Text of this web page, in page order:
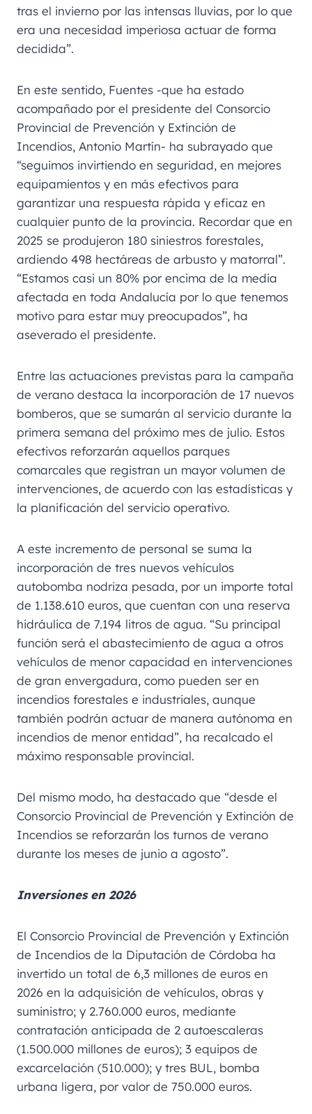
tras el invierno por las intensas lluvias, por lo que
era una necesidad imperiosa actuar de forma
decidida”.
En este sentido, Fuentes -que ha estado
acompañado por el presidente del Consorcio
Provincial de Prevención y Extinción de
Incendios, Antonio Martín- ha subrayado que
“seguimos invirtiendo en seguridad, en mejores
equipamientos y en más efectivos para
garantizar una respuesta rápida y eficaz en
cualquier punto de la provincia. Recordar que en
2025 se produjeron 180 siniestros forestales,
ardiendo 498 hectáreas de arbusto y matorral”.
“Estamos casi un 80% por encima de la media
afectada en toda Andalucía por lo que tenemos
motivo para estar muy preocupados”, ha
aseverado el presidente.
Entre las actuaciones previstas para la campaña
de verano destaca la incorporación de 17 nuevos
bomberos, que se sumarán al servicio durante la
primera semana del próximo mes de julio. Estos
efectivos reforzarán aquellos parques
comarcales que registran un mayor volumen de
intervenciones, de acuerdo con las estadísticas y
la planificación del servicio operativo.
A este incremento de personal se suma la
incorporación de tres nuevos vehículos
autobomba nodriza pesada, por un importe total
de 1.138.610 euros, que cuentan con una reserva
hidráulica de 7.194 litros de agua. “Su principal
función será el abastecimiento de agua a otros
vehículos de menor capacidad en intervenciones
de gran envergadura, como pueden ser en
incendios forestales e industriales, aunque
también podrán actuar de manera autónoma en
incendios de menor entidad”, ha recalcado el
máximo responsable provincial.
Del mismo modo, ha destacado que “desde el
Consorcio Provincial de Prevención y Extinción de
Incendios se reforzarán los turnos de verano
durante los meses de junio a agosto”.
Inversiones en 2026
El Consorcio Provincial de Prevención y Extinción
de Incendios de la Diputación de Córdoba ha
invertido un total de 6,3 millones de euros en
2026 en la adquisición de vehículos, obras y
suministro; y 2.760.000 euros, mediante
contratación anticipada de 2 autoescaleras
(1.500.000 millones de euros); 3 equipos de
excarcelación (510.000); y tres BUL, bomba
urbana ligera, por valor de 750.000 euros.